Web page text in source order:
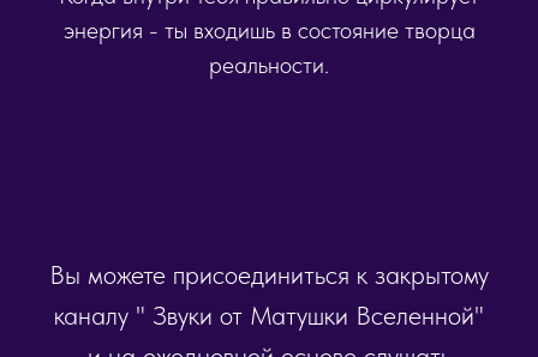
энергия - ты входишь в состояние творца
реальности.
Вы можете присоединиться к закрытому
каналу " Звуки от Матушки Вселенной"